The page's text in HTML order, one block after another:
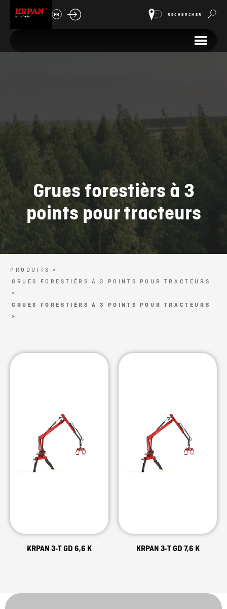
FR RECHERCHER
Grues forestièrs à 3
points pour tracteurs
PRODUITS >
GRUES FORESTIÈRS À 3 POINTS POUR TRACTEURS
>
GRUES FORESTIÈRS À 3 POINTS POUR TRACTEURS
>
KRPAN 3-T GD 6,6 K KRPAN 3-T GD 7,6 K